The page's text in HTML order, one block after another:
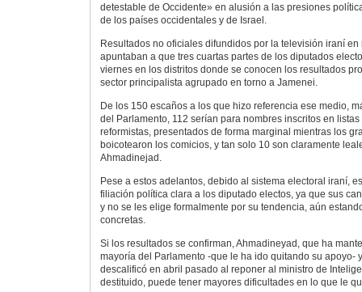
detestable de Occidente» en alusión a las presiones
de los países occidentales y de Israel.
Resultados no oficiales difundidos por la televisión iraní en
apuntaban a que tres cuartas partes de los diputados
viernes en los distritos donde se conocen los resultados
sector principalista agrupado en torno a Jamenei.
De los 150 escaños a los que hizo referencia ese medio,
del Parlamento, 112 serían para nombres inscritos en
reformistas, presentados de forma marginal mientras los
boicotearon los comicios, y tan solo 10 son claramente
Ahmadinejad.
Pese a estos adelantos, debido al sistema electoral iraní,
filiación política clara a los diputado electos, ya que sus
y no se les elige formalmente por su tendencia, aún
concretas.
Si los resultados se confirman, Ahmadineyad, que ha
mayoría del Parlamento -que le ha ido quitando su apoyo-
descalificó en abril pasado al reponer al ministro de
destituido, puede tener mayores dificultades en lo que le